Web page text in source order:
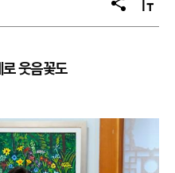
공
유
텍
스
웃음꽃도